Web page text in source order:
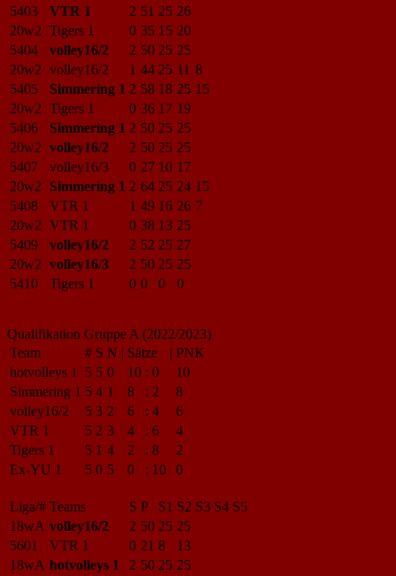
5403
VTR 1 2 51 25 26
20w2 Tigers 1 0 35 15 20
5404
volley16/2 2 50 25 25
20w2 volley16/2 1 44 25 11 8
5405
Simmering 1 2 58 18 25 15
20w2 Tigers 1 0 36 17 19
5406
Simmering 1 2 50 25 25
20w2 volley16/2 2 50 25 25
5407
volley16/3 0 27 10 17
20w2
Simmering 1 2 64 25 24 15
5408
VTR 1 1 49 16 26 7
20w2 VTR 1 0 38 13 25
5409
volley16/2 2 52 25 27
20w2 volley16/3 2 50 25 25
5410
Tigers 1 0 0 0 0
Qualifikation Gruppe A (2022/2023)
Team
# S N | Sätze | PNK
hotvolleys 1
5 5 0 10 : 0
10
Simmering 1 5 4 1 8 : 2
8
volley16/2
5 3 2 6 : 4
6
VTR 1
5 2 3 4 : 6
4
Tigers 1
5 1 4 2 : 8
2
Ex-YU 1
5 0 5 0 : 10 0
Liga/# Teams S P S1 S2 S3 S4 S5
18wA volley16/2 2 50 25 25
5601
VTR 1 0 21 8
13
18wA hotvolleys 1 2 50 25 25